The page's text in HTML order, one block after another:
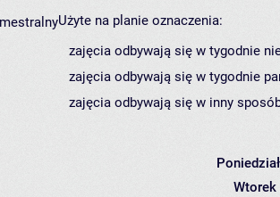
Użyte na planie oznaczenia:
zajęcia odbywają się w tygodnie
zajęcia odbywają się w tygodnie
zajęcia odbywają się w inny
Wtorek